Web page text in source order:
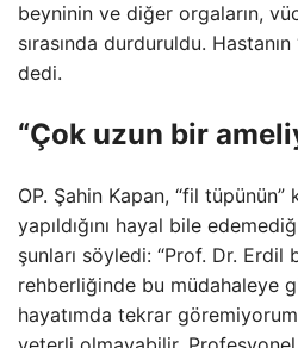
beyninin ve diğer orgaların,
sırasında durduruldu.
dedi.
“Çok uzun bir
OP. Şahin Kapan, “fil tüpünün”
yapıldığını hayal bile
şunları söyledi: “Prof. Dr. Erdil
rehberliğinde bu müdahaleye
hayatımda tekrar